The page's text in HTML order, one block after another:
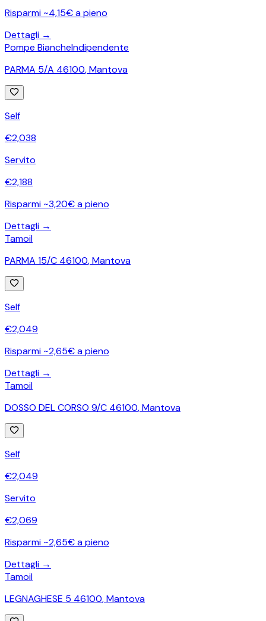
Risparmi ~4,15€ a pieno
Dettagli →
Pompe BiancheIndipendente
PARMA 5/A 46100,Mantova
Self
€2,038
Servito
€2,188
Risparmi ~3,20€ a pieno
Dettagli →
Tamoil
PARMA 15/C 46100,Mantova
Self
€2,049
Risparmi ~2,65€ a pieno
Dettagli →
Tamoil
DOSSO DEL CORSO 9/C 46100,Mantova
Self
€2,049
Servito
€2,069
Risparmi ~2,65€ a pieno
Dettagli →
Tamoil
LEGNAGHESE 5 46100,Mantova